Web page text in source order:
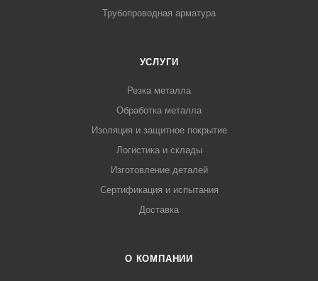
Трубопроводная арматура
УСЛУГИ
Резка металла
Обработка металла
Изоляция и защитное покрытие
Логистика и склады
Изготовление деталей
Сертификация и испытания
Доставка
О КОМПАНИИ